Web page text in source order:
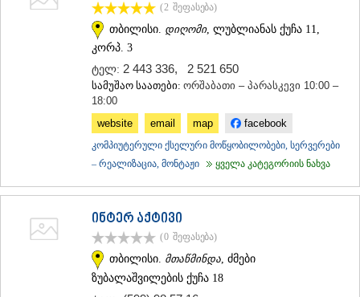
ᲚᲐᲒᲝᲓᲔᲮᲘ
ᲛᲪᲮᲔᲗᲐ–ᲛᲗᲘᲐᲜᲔᲗᲘ
ᲡᲢᲔᲤᲐᲜᲬᲛᲘᲜᲓᲐ (ᲧᲐᲖᲑᲔᲒᲘ)
ᲐᲮᲐᲚᲒᲝᲠᲘ
ᲐᲛᲑᲠᲝᲚᲐᲣᲠᲘ
ᲚᲔᲜᲢᲔᲮᲘ
(2 შეფასება)
თბილისი. დიღომი, ლუბლიანას ქუჩა 11,
კორპ. 3
ტელ: 2 443 336, 2 521 650
სამუშაო საათები: ორშაბათი – პარასკევი 10:00 –
18:00
website
email map facebook
კომპიუტერული ქსელური მოწყობილობები, სერვერები
– რეალიზაცია, მონტაჟი
ყველა კატეგორიის ნახვა
ინტერ აქტივი
(0 შეფასება)
თბილისი. მთაწმინდა , ძმები
ზუბალაშვილების ქუჩა 18